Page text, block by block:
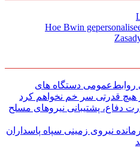
Hoe Bwin
روابط‌عمومی دستگاه های
هیچ قدرتی سر خم نخواهم کرد
دفاع، پشتیبانی نیرو‌های مسلح
نیروی زمینی سپاه پاسداران